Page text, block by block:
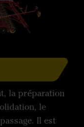
la préparation
le
Il est